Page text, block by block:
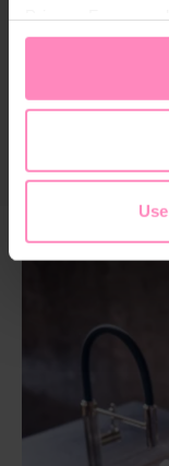
appropriate level
only
access and